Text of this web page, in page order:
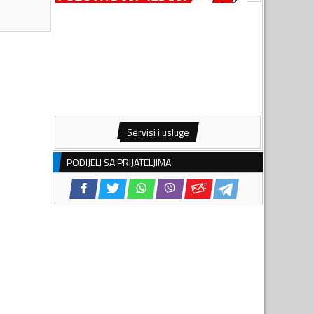
Servisi i usluge
PODIJELI SA PRIJATELJIMA